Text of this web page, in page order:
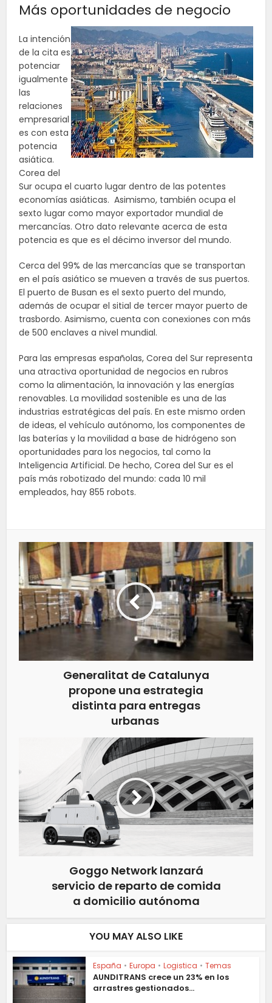
Más oportunidades de negocio
La intención
de la cita es
potenciar
igualmente
las
relaciones
empresarial
es con esta
potencia
asiática.
Corea del
Sur ocupa el cuarto lugar dentro de las potentes
economías asiáticas. Asimismo, también ocupa el
sexto lugar como mayor exportador mundial de
mercancías. Otro dato relevante acerca de esta
potencia es que es el décimo inversor del mundo.
Cerca del 99% de las mercancías que se transportan
en el país asiático se mueven a través de sus puertos.
El puerto de Busan es el sexto puerto del mundo,
además de ocupar el sitial de tercer mayor puerto de
trasbordo. Asimismo, cuenta con conexiones con más
de 500 enclaves a nivel mundial.
Para las empresas españolas, Corea del Sur representa
una atractiva oportunidad de negocios en rubros
como la alimentación, la innovación y las energías
renovables. La movilidad sostenible es una de las
industrias estratégicas del país. En este mismo orden
de ideas, el vehículo autónomo, los componentes de
las baterías y la movilidad a base de hidrógeno son
oportunidades para los negocios, tal como la
Inteligencia Artificial. De hecho, Corea del Sur es el
país más robotizado del mundo: cada 10 mil
empleados, hay 855 robots.
Generalitat de Catalunya
propone una estrategia
distinta para entregas
urbanas
Goggo Network lanzará
servicio de reparto de comida
a domicilio autónoma
YOU MAY ALSO LIKE
España • Europa • Logistica • Temas
AUNDITRANS crece un 23% en los
arrastres gestionados...